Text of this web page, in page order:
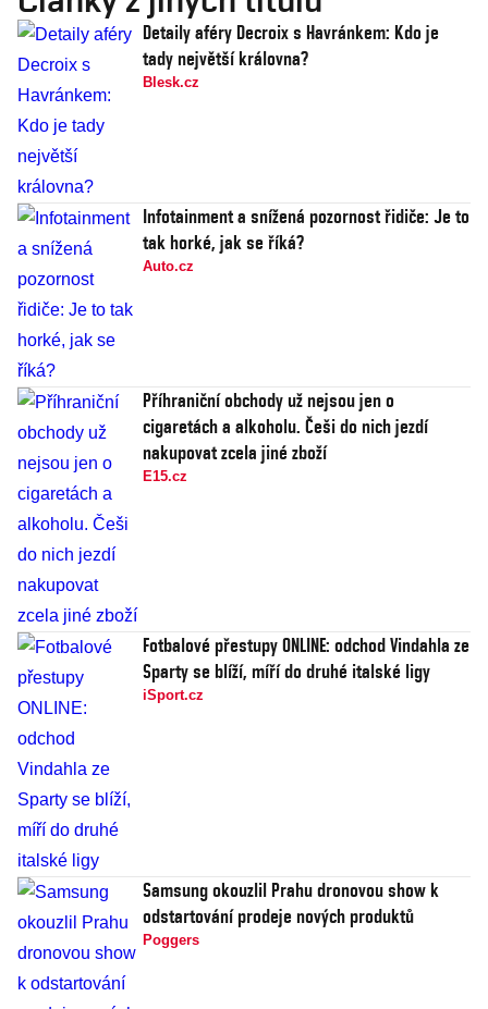
Detaily aféry Decroix s Havránkem: Kdo je
tady největší královna?
Blesk.cz
Infotainment a snížená pozornost řidiče: Je to
tak horké, jak se říká?
Auto.cz
Příhraniční obchody už nejsou jen o
cigaretách a alkoholu. Češi do nich jezdí
nakupovat zcela jiné zboží
E15.cz
Fotbalové přestupy ONLINE: odchod Vindahla ze
Sparty se blíží, míří do druhé italské ligy
iSport.cz
Samsung okouzlil Prahu dronovou show k
odstartování prodeje nových produktů
Poggers